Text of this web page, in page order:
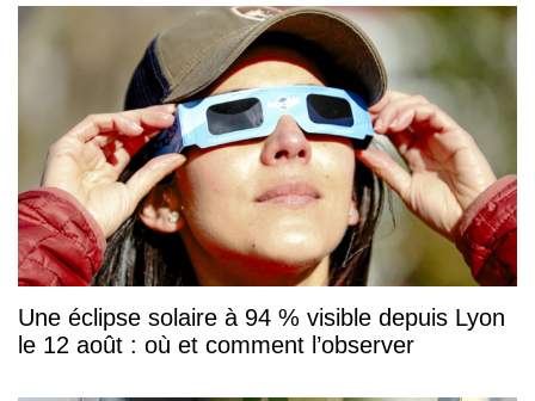
Une éclipse solaire à 94 % visible depuis Lyon
le 12 août : où et comment l’observer